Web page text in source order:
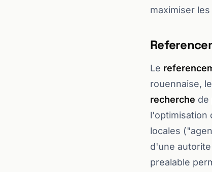
maximiser
Le
rouennaise, le
recherche de
l'optimisation
locales
d'une
prealable